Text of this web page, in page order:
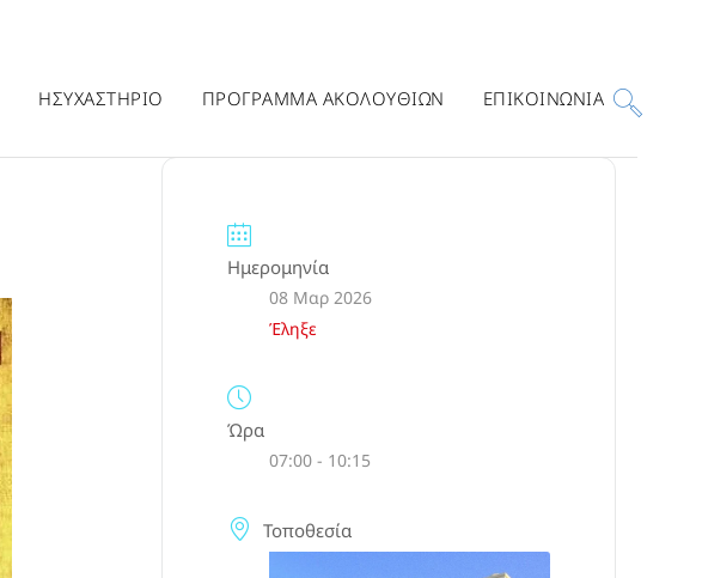
ΗΣΥΧΑΣΤΗΡΙΟ ΠΡΟΓΡΑΜΜΑ ΑΚΟΛΟΥΘΙΩΝ ΕΠΙΚΟΙΝΩΝΙΑ
Ημερομηνία
08 Μαρ 2026
Έληξε
Ώρα
07:00 - 10:15
Τοποθεσία